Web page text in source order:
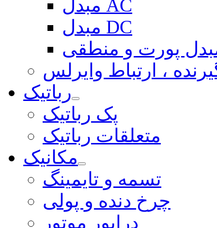
مبدل AC
مبدل DC
پورت و منطقی
، ارتباط وایرلس
رباتیک
پک رباتیک
متعلقات رباتیک
مکانیک
تسمه و تایمینگ
چرخ دنده و پولی
درایور موتور